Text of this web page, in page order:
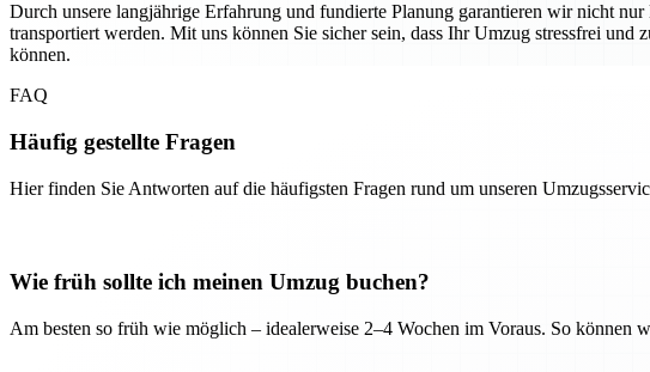
Durch unsere langjährige Erfahrung und fundierte Planung garantieren wir nicht
transportiert werden. Mit uns können Sie sicher sein, dass Ihr Umzug stressfrei
können.
FAQ
Häufig gestellte Fragen
Hier finden Sie Antworten auf die häufigsten Fragen rund um unseren
Wie früh sollte ich meinen Umzug buchen?
Am besten so früh wie möglich – idealerweise 2–4 Wochen im Voraus. So können